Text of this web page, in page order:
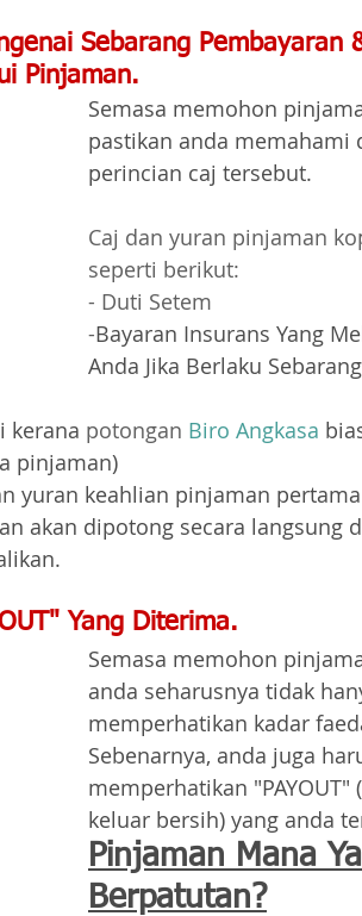
Sebarang Pembayaran
Pinjaman.
Semasa memohon
pastikan anda memahami
perincian caj tersebut.
Caj dan yuran pinjaman
seperti berikut:
- Duti Setem
-Bayaran Insurans Yang
Anda Jika Berlaku
kerana potongan Biro Angkasa
pinjaman)
yuran keahlian pinjaman
akan dipotong secara langsung
Yang Diterima.
Semasa memohon
anda seharusnya tidak
memperhatikan kadar
Sebenarnya, anda juga
memperhatikan "PAYOUT"
keluar bersih) yang anda
Pinjaman Mana
Berpatutan?